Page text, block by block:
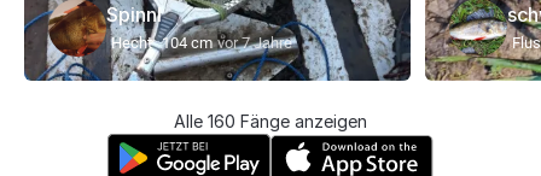
SpinnI
Hecht 104 cm vor 7 Jahre
Alle 160 Fänge anzeigen